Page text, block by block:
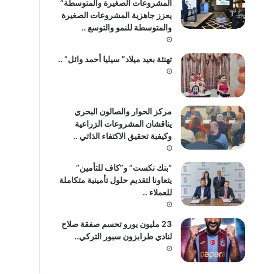
المشروعات الصغيرة والمتوسطة”
يعزز جاهزية المشروعات الصغيرة
والمتوسطة للنمو والتوسع ..
تهنئة بعيد ميلاد” سيليا أحمد وائل” ..
مركز الحوار والصالون البحري
يناقشان المشروعات الزراعية
وكيفية تحقيق الاكتفاء الذاتي ..
“بنك نكست” و”كاف للتأمين”
يتعاونا لتقديم حلول تأمينية متكاملة
للعملاء ..
23 مليون يورو تحسم صفقة صلاح
لنادي طرابزون سبور التركي..